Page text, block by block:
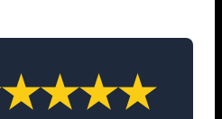
★★★★